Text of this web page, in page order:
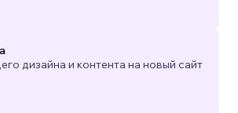
дизайна и контента на новый сайт